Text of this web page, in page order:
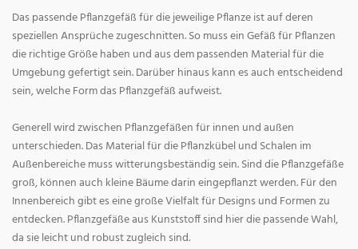
Das passende Pflanzgefäß für die jeweilige Pflanze ist auf deren
speziellen Ansprüche zugeschnitten. So muss ein Gefäß für Pflanzen
die richtige Größe haben und aus dem passenden Material für die
Umgebung gefertigt sein. Darüber hinaus kann es auch entscheidend
sein, welche Form das Pflanzgefäß aufweist.
Generell wird zwischen Pflanzgefäßen für innen und außen
unterschieden. Das Material für die Pflanzkübel und Schalen im
Außenbereiche muss witterungsbeständig sein. Sind die Pflanzgefäße
groß, können auch kleine Bäume darin eingepflanzt werden. Für den
Innenbereich gibt es eine große Vielfalt für Designs und Formen zu
entdecken. Pflanzgefäße aus Kunststoff sind hier die passende Wahl,
da sie leicht und robust zugleich sind.